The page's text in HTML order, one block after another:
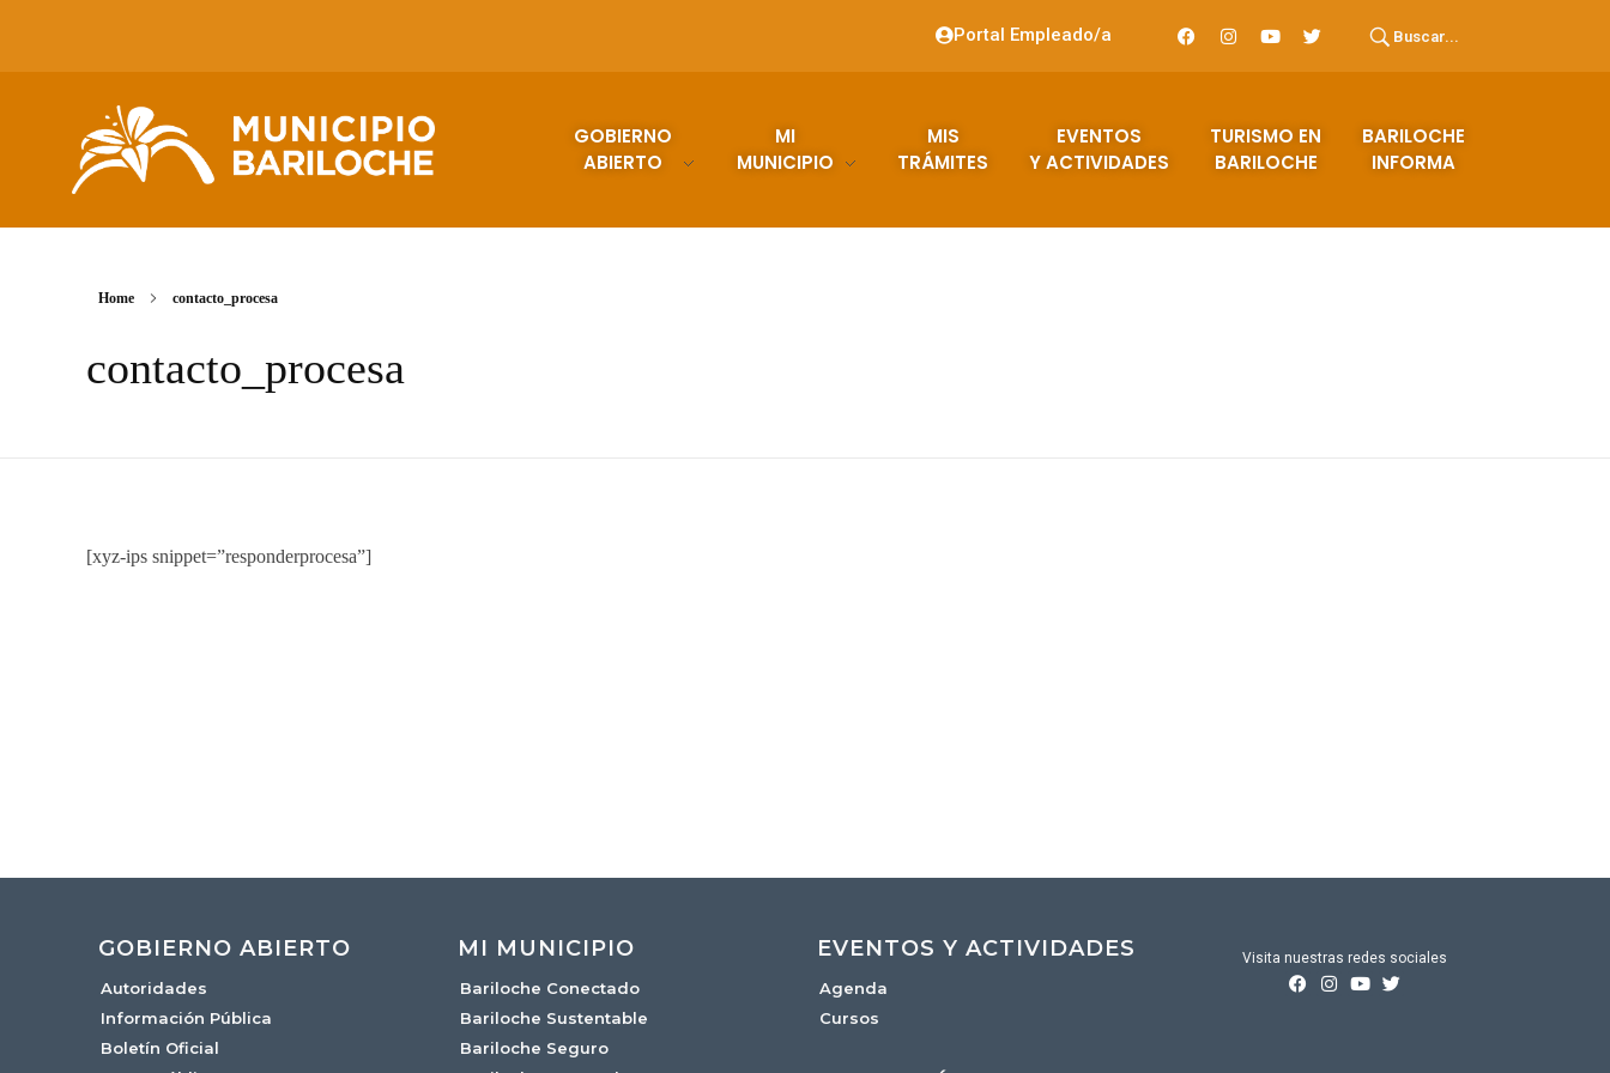
Portal Empleado/a Buscar...
GOBIERNO
ABIERTO
MI
MUNICIPIO
MIS
TRÁMITES
EVENTOS
Y ACTIVIDADES
TURISMO EN
BARILOCHE
BARILOCHE
INFORMA
Home contacto_procesa
contacto_procesa
[xyz-ips snippet=”responderprocesa”]
GOBIERNO ABIERTO
Autoridades
Información Pública
Boletín Oficial
MI MUNICIPIO
Bariloche Conectado
Bariloche Sustentable
Bariloche Seguro
EVENTOS Y ACTIVIDADES
Agenda
Cursos
Visita nuestras redes sociales